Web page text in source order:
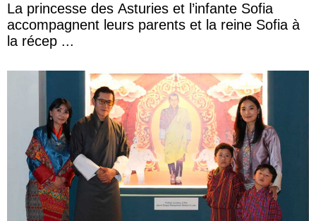
La princesse des Asturies et l’infante Sofia
accompagnent leurs parents et la reine Sofia à
la récep ...